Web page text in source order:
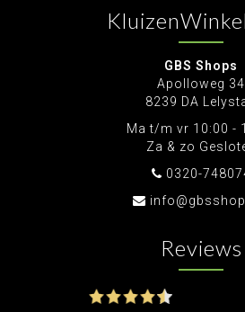
GBS Shops
Apolloweg 34
8239 DA
Ma t/m vr 10:00 -
Za & zo
0320-
Reviews